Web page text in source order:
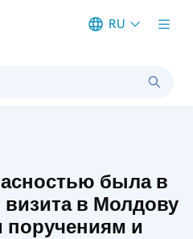
RU
была в
в Молдову
и